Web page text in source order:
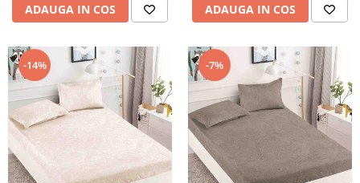
ADAUGA IN COS ADAUGA IN COS
-14% -7%